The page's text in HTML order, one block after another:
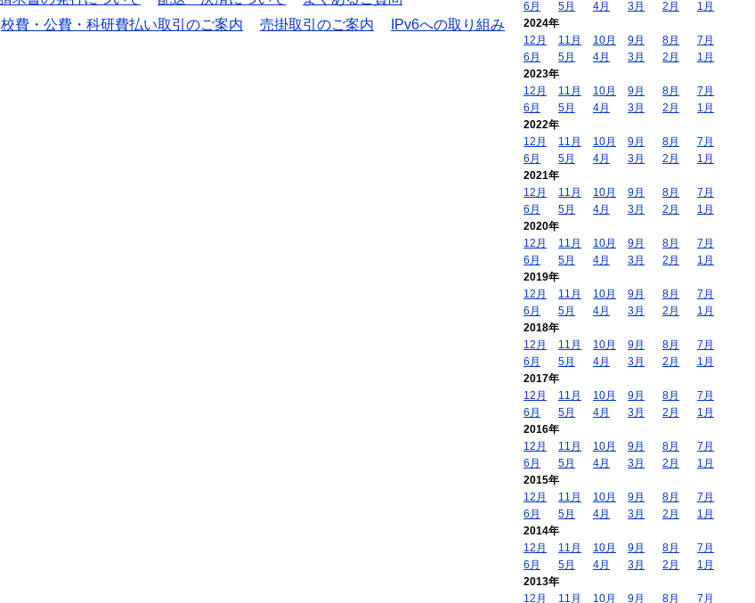
校費・公費・科研費払い取引のご案内 売掛取引のご案内
IPv6への取り組み
6月
5月 4月 3月 2月
1月
2024年
12月
11月 10月 9月 8月
7月
6月
5月 4月 3月 2月
1月
2023年
12月
11月 10月 9月 8月
7月
6月
5月 4月 3月 2月
1月
2022年
12月
11月 10月 9月 8月
7月
6月
5月 4月 3月 2月
1月
2021年
12月
11月 10月 9月 8月
7月
6月
5月 4月 3月 2月
1月
2020年
12月
11月 10月 9月 8月
7月
6月
5月 4月 3月 2月
1月
2019年
12月
11月 10月 9月 8月
7月
6月
5月 4月 3月 2月
1月
2018年
12月
11月 10月 9月 8月
7月
6月
5月 4月 3月 2月
1月
2017年
12月
11月 10月 9月 8月
7月
6月
5月 4月 3月 2月
1月
2016年
12月
11月 10月 9月 8月
7月
6月
5月 4月 3月 2月
1月
2015年
12月
11月 10月 9月 8月
7月
6月
5月 4月 3月 2月
1月
2014年
12月
11月 10月 9月 8月
7月
6月
5月 4月 3月 2月
1月
2013年
12月
11月 10月 9月 8月 7月